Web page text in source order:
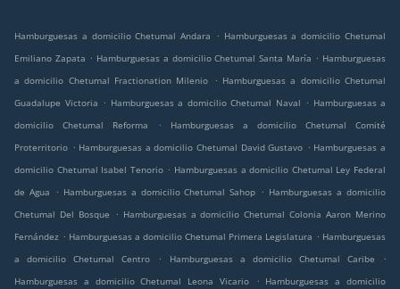
Hamburguesas a domicilio Chetumal Andara . Hamburguesas a domicilio Chetumal
Emiliano Zapata . Hamburguesas a domicilio Chetumal Santa María . Hamburguesas
a domicilio Chetumal Fractionation Milenio
. Hamburguesas a domicilio Chetumal
Guadalupe Victoria . Hamburguesas a domicilio Chetumal Naval . Hamburguesas a
domicilio Chetumal Reforma
.
Hamburguesas a domicilio Chetumal Comité
Proterritorio . Hamburguesas a domicilio Chetumal David Gustavo . Hamburguesas a
domicilio Chetumal Isabel Tenorio . Hamburguesas a domicilio Chetumal Ley Federal
de Agua
. Hamburguesas a domicilio Chetumal Sahop . Hamburguesas a domicilio
Chetumal Del Bosque
. Hamburguesas a domicilio Chetumal Colonia Aaron Merino
Fernández . Hamburguesas a domicilio Chetumal Primera Legislatura . Hamburguesas
a domicilio Chetumal Centro
. Hamburguesas a domicilio Chetumal Caribe
.
Hamburguesas a domicilio Chetumal Leona Vicario
. Hamburguesas a domicilio